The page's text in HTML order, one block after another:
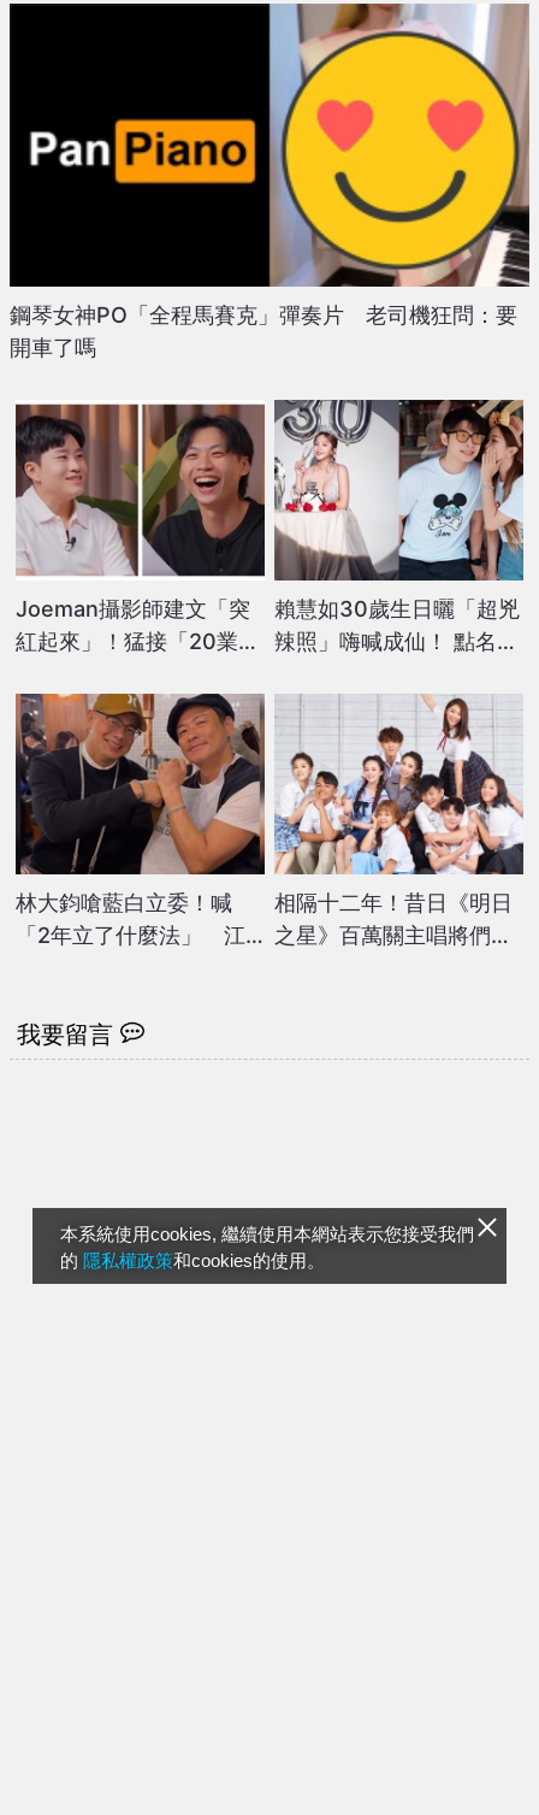
本系統使用cookies, 繼續使用本網站表示您接受我們
的 隱私權政策和cookies的使用。
鋼琴女神PO「全程馬賽克」彈奏片 老司機狂問：要
開車了嗎
Joeman攝影師建文「突
紅起來」！猛接「20業
好
賴慧如30歲生日曬「超兇
辣照」嗨喊成仙！ 點名老
林大鈞嗆藍白立委！喊
「2年立了什麼法」 江
相隔十二年！昔日《明日
之星》百萬關主唱將們去
我要留言